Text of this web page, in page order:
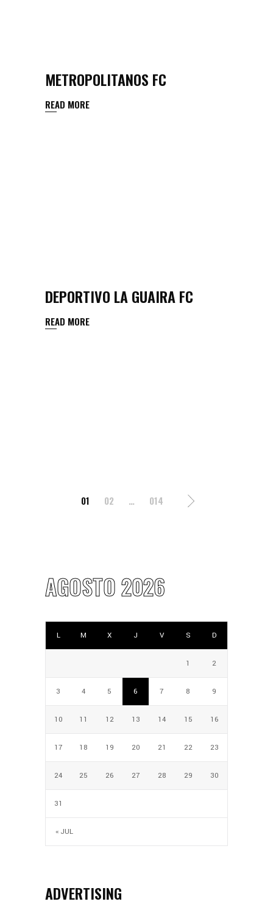
METROPOLITANOS FC
READ MORE
DEPORTIVO LA GUAIRA FC
READ MORE
POSTS
01 02 … 014
AGOSTO 2026
L M X J V S D
« JUL
1 2
3 4 5 6 7 8 9
10 11 12 13 14 15 16
17 18 19 20 21 22 23
24 25 26 27 28 29 30
31
ADVERTISING